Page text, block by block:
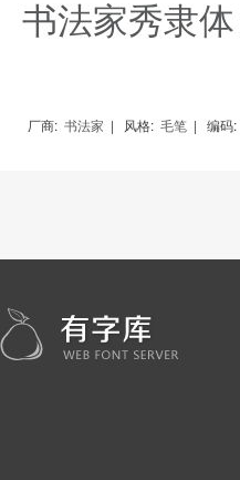
书法家秀隶
厂商: 书法家 | 风格: 毛笔 | 编码: